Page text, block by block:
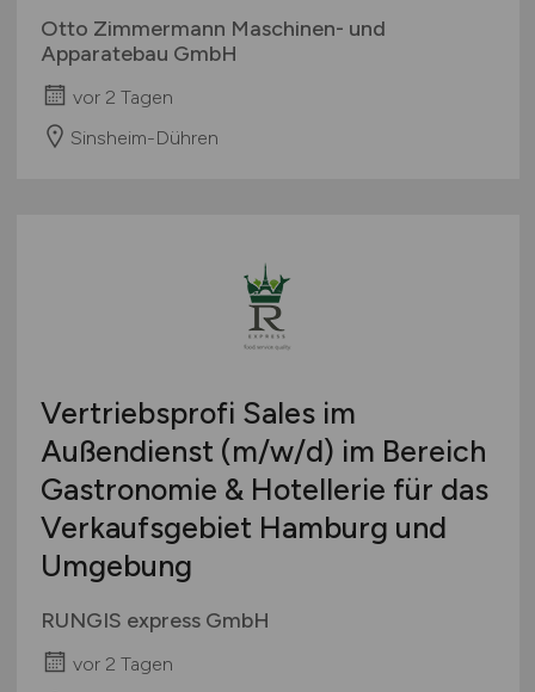
Otto Zimmermann Maschinen- und
Apparatebau GmbH
vor 2 Tagen
Sinsheim-Dühren
Vertriebsprofi Sales im
Außendienst (m/w/d) im Bereich
Gastronomie & Hotellerie für das
Verkaufsgebiet Hamburg und
Umgebung
RUNGIS express GmbH
vor 2 Tagen